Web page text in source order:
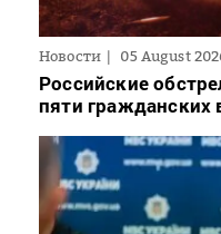
Новости 05 August
Российские
пяти гражданских